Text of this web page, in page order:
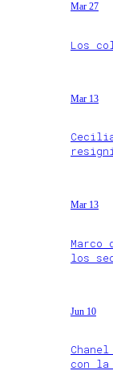
Mar 27
Los
Mar 13
Mar 13
los
Jun 10
con la